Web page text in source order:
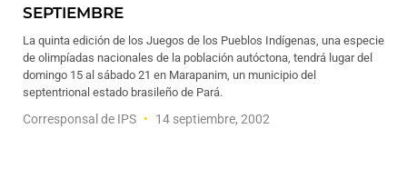
SEPTIEMBRE
La quinta edición de los Juegos de los Pueblos Indígenas, una especie
de olimpíadas nacionales de la población autóctona, tendrá lugar del
domingo 15 al sábado 21 en Marapanim, un municipio del
septentrional estado brasileño de Pará.
Corresponsal de IPS 14 septiembre, 2002